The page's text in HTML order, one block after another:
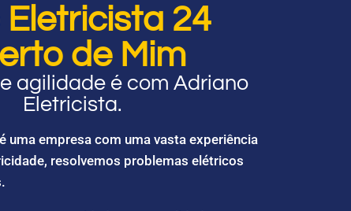
24
de Mim
agilidade é com Adriano
Eletricista.
uma empresa com uma vasta experiência
resolvemos problemas elétricos